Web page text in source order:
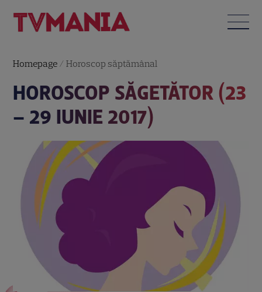
Homepage /Horoscop săptămânal
HOROSCOP SĂGETĂTOR (23
– 29 IUNIE 2017)